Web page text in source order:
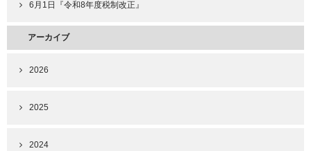
6月1日『令和8年度税制改正』
アーカイブ
2026
2025
2024